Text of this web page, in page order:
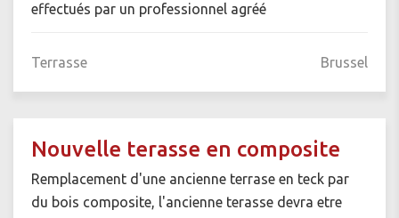
effectués par un professionnel agréé
Terrasse Brussel
Nouvelle terasse en composite
Remplacement d'une ancienne terrase en teck par
du bois composite, l'ancienne terasse devra etre